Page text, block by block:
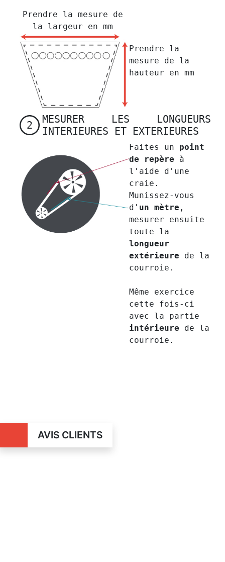
Prendre la mesure de
la largeur en mm
Prendre la
mesure de la
hauteur en mm
2
MESURER LES LONGUEURS
INTERIEURES ET EXTERIEURES
Faites un point
de repère à
l'aide d'une
craie.
Munissez-vous
d' un mètre ,
mesurer ensuite
toute la
longueur
extérieure de la
courroie.
Même exercice
cette fois-ci
avec la partie
intérieure de la
courroie.
AVIS CLIENTS